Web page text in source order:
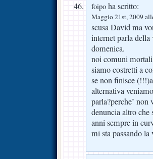
foipo ha scritto:
Maggio 21st, 2009
scusa David ma
internet parla
domenica.
noi comuni mortali
siamo costretti a
se non finisce
alternativa
parla?perche’ non
denuncia altro
anni sempre in
mi sta passando